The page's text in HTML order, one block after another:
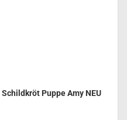
Schildkröt Puppe Amy NEU